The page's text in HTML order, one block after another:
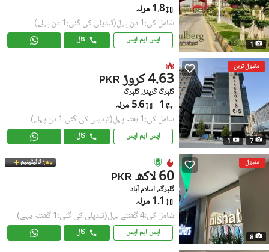
1
1.8 مرلہ
شامل کی:1 دن پہل (تبدیلی کی گئی:1 دن پہلے)
ایس ایم ایس کال
مقبول ترین
7
1
PKR 4.63 کروڑ
گلبرگ گرینز, گلبرگ
1 5.6 مرلہ
شامل کی:1 ہفتہ پہل (تبدیلی کی گئی:1 دن پہلے)
ایس ایم ایس کال
مقبول
8
ٹائیٹینیم
PKR 60 لاکھ
گلبرگ, اسلام آباد
1.1 مرلہ
شامل کی:4 گھنٹے پہل (تبدیلی کی گئی:1 گھنٹہ پہلے)
ایس ایم ایس کال